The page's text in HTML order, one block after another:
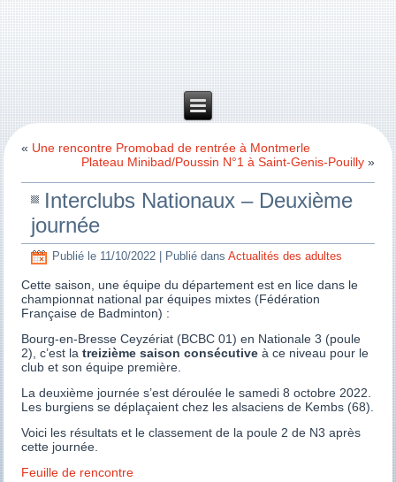
« Une rencontre Promobad de rentrée à Montmerle
Plateau Minibad/Poussin N°1 à Saint-Genis-Pouilly»
Interclubs Nationaux – Deuxième
journée
Publié le 11/10/2022 Publié dans Actualités des adultes
Cette saison, une équipe du département est en lice dans le
championnat national par équipes mixtes (Fédération
Française de Badminton) :
Bourg-en-Bresse Ceyzériat (BCBC 01) en Nationale 3 (poule
2), c’est latreizième saison consécutive à ce niveau pour le
club et son équipe première.
La deuxième journée s’est déroulée le samedi 8 octobre 2022.
Les burgiens se déplaçaient chez les alsaciens de Kembs (68).
Voici les résultats et le classement de la poule 2 de N3 après
cette journée.
Feuille de rencontre